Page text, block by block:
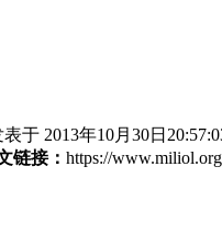
表于 2013年10月30日
链接： https://